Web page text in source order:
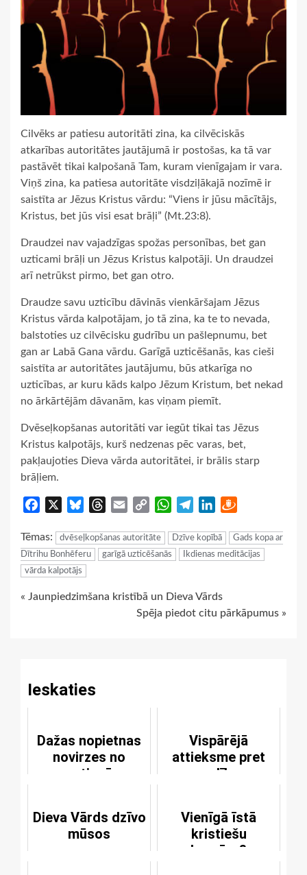
Cilvēks ar patiesu autoritāti zina, ka cilvēciskās
atkarības autoritātes jautājumā ir postošas, ka tā var
pastāvēt tikai kalpošanā Tam, kuram vienīgajam ir vara.
Viņš zina, ka patiesa autoritāte visdziļākajā nozīmē ir
saistīta ar Jēzus Kristus vārdu: “Viens ir jūsu mācītājs,
Kristus, bet jūs visi esat brāļi” (Mt.23:8).
Draudzei nav vajadzīgas spožas personības, bet gan
uzticami brāļi un Jēzus Kristus kalpotāji. Un draudzei
arī netrūkst pirmo, bet gan otro.
Draudze savu uzticību dāvinās vienkāršajam Jēzus
Kristus vārda kalpotājam, jo tā zina, ka te to nevada,
balstoties uz cilvēcisku gudrību un pašlepnumu, bet
gan ar Labā Gana vārdu. Garīgā uzticēšanās, kas cieši
saistīta ar autoritātes jautājumu, būs atkarīga no
uzticības, ar kuru kāds kalpo Jēzum Kristum, bet nekad
no ārkārtējām dāvanām, kas viņam piemīt.
Dvēseļkopšanas autoritāti var iegūt tikai tas Jēzus
Kristus kalpotājs, kurš nedzenas pēc varas, bet,
pakļaujoties Dieva vārda autoritātei, ir brālis starp
brāļiem.
Facebook BlueskyThreads
Email
Copy
WhatsApp
TelegramLinkedIn
Tēmas: dvēseļkopšanas autoritāte Dzīve kopībā
Gads kopa ar
Dītrihu Bonhēferu
garīgā uzticēšanās
Ikdienas meditācijas
vārda kalpotājs
Continue
« Jaunpiedzimšana kristībā un Dieva Vārds
Spēja piedot citu pārkāpumus »
Ieskaties
Dažas nopietnas
novirzes no
patiesā
Vispārējā
attieksme pret
radību
Dieva Vārds dzīvo
mūsos
Vienīgā īstā
kristiešu
baznīca?